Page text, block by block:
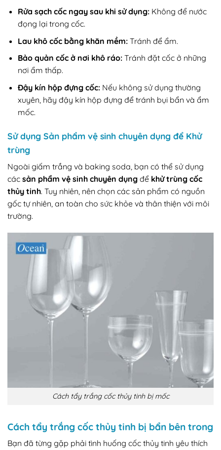
Rửa sạch cốc ngay sau khi sử dụng:Không để nước
đọng lại trong cốc.
Lau khô cốc bằng khăn mềm:Tránh để ẩm.
Bảo quản cốc ở nơi khô ráo:Tránh đặt cốc ở những
nơi ẩm thấp.
Đậy kín hộp đựng cốc:Nếu không sử dụng thường
xuyên, hãy đậy kín hộp đựng để tránh bụi bẩn và ẩm
mốc.
Sử dụng Sản phẩm vệ sinh chuyên dụng để Khử
trùng
Ngoài giấm trắng và baking soda, bạn có thể sử dụng
các sản phẩm vệ sinh chuyên dụng để khử trùng cốc
thủy tinh. Tuy nhiên, nên chọn các sản phẩm có nguồn
gốc tự nhiên, an toàn cho sức khỏe và thân thiện với môi
trường.
Cách tẩy trắng cốc thủy tinh bị mốc
Cách tẩy trắng cốc thủy tinh bị bẩn bên trong
Bạn đã từng gặp phải tình huống cốc thủy tinh yêu thích